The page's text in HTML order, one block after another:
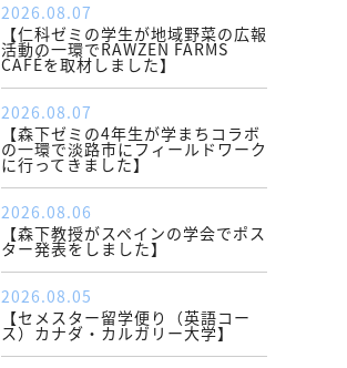
2026.08.07
【仁科ゼミの学生が地域野菜の広報
活動の一環でRAWZEN FARMS
CAFÉを取材しました】
2026.08.07
【森下ゼミの4年生が学まちコラボ
の一環で淡路市にフィールドワーク
に行ってきました】
2026.08.06
【森下教授がスペインの学会でポス
ター発表をしました】
2026.08.05
【セメスター留学便り（英語コー
ス）カナダ・カルガリー大学】